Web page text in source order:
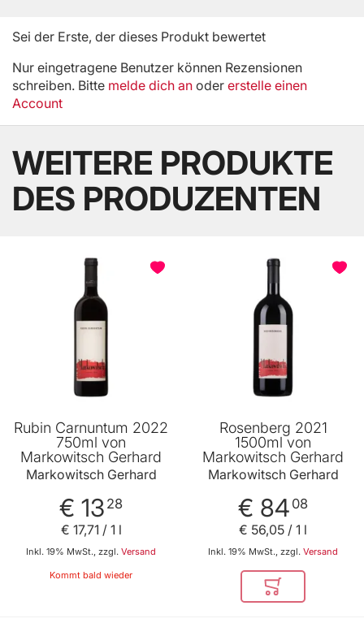
Sei der Erste, der dieses Produkt bewertet
Nur eingetragene Benutzer können Rezensionen
schreiben. Bitte melde dich an oder erstelle einen
Account
WEITERE PRODUKTE
DES PRODUZENTEN
Rubin Carnuntum 2022
750ml von
Markowitsch Gerhard
Markowitsch Gerhard
€ 13 28
Inkl. 19% MwSt., zzgl. Versand
€ 17,71 / 1 l
Kommt bald wieder
Rosenberg 2021
1500ml von
Markowitsch Gerhard
Markowitsch Gerhard
€ 84 08
Inkl. 19% MwSt., zzgl. Versand
€ 56,05 / 1 l
In den